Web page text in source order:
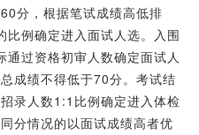
分，根据笔试成绩高低排
例确定进入面试人选。入围
过资格初审人数确定面试人
成绩不得低于70分。考试结
录人数1:1比例确定进入体检
分情况的以面试成绩高者优